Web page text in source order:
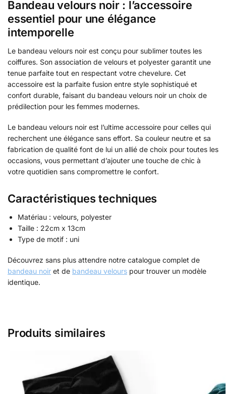
Bandeau velours noir : l’accessoire
essentiel pour une élégance
intemporelle
Le bandeau velours noir est conçu pour sublimer toutes les
coiffures. Son association de velours et polyester garantit une
tenue parfaite tout en respectant votre chevelure. Cet
accessoire est la parfaite fusion entre style sophistiqué et
confort durable, faisant du bandeau velours noir un choix de
prédilection pour les femmes modernes.
Le bandeau velours noir est l’ultime accessoire pour celles qui
recherchent une élégance sans effort. Sa couleur neutre et sa
fabrication de qualité font de lui un allié de choix pour toutes les
occasions, vous permettant d’ajouter une touche de chic à
votre quotidien sans compromettre le confort.
Caractéristiques techniques
Matériau : velours, polyester
Taille : 22cm x 13cm
Type de motif : uni
Découvrez sans plus attendre notre catalogue complet de
bandeau noir et de bandeau velours pour trouver un modèle
identique.
Produits similaires